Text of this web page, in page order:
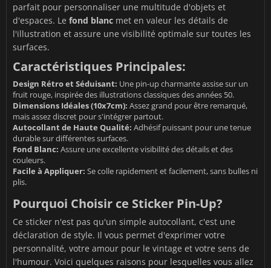
parfait pour personnaliser une multitude d'objets et
d'espaces. Le fond blanc met en valeur les détails de
l'illustration et assure une visibilité optimale sur toutes les
surfaces.
Caractéristiques Principales:
Design Rétro et Séduisant: Une pin-up charmante assise sur un
fruit rouge, inspirée des illustrations classiques des années 50.
Dimensions Idéales (10x7cm): Assez grand pour être remarqué,
mais assez discret pour s'intégrer partout.
Autocollant de Haute Qualité: Adhésif puissant pour une tenue
durable sur différentes surfaces.
Fond Blanc: Assure une excellente visibilité des détails et des
couleurs.
Facile à Appliquer: Se colle rapidement et facilement, sans bulles ni
plis.
Pourquoi Choisir ce Sticker Pin-Up?
Ce sticker n'est pas qu'un simple autocollant, c'est une
déclaration de style. Il vous permet d'exprimer votre
personnalité, votre amour pour le vintage et votre sens de
l'humour. Voici quelques raisons pour lesquelles vous allez